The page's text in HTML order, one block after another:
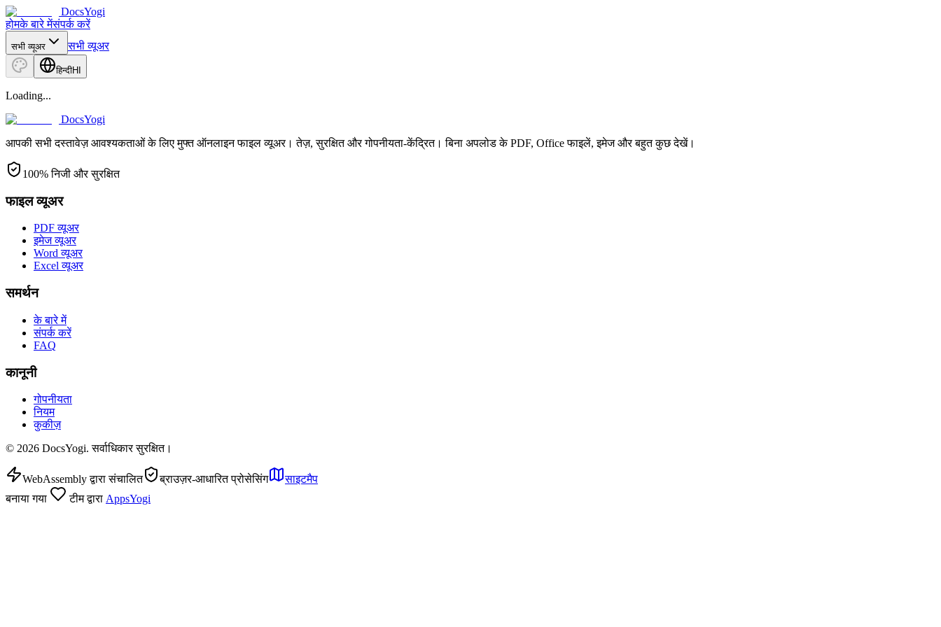
DocsYogi
होमके बारे मेंसंपर्क करें
सभी व्यूअर सभी व्यूअर
हिन्दीHI
Loading...
DocsYogi
आपकी सभी दस्तावेज़ आवश्यकताओं के लिए मुफ्त ऑनलाइन फाइल व्यूअर। तेज़, सुरक्षित और गोपनीयता-केंद्रित। बिना अपलोड के PDF, Office फाइलें, इमेज और बहुत कुछ देखें।
100% निजी और सुरक्षित
फाइल व्यूअर
PDF व्यूअर
इमेज व्यूअर
Word व्यूअर
Excel व्यूअर
समर्थन
के बारे में
संपर्क करें
FAQ
कानूनी
गोपनीयता
नियम
कुकीज़
© 2026 DocsYogi. सर्वाधिकार सुरक्षित।
WebAssembly द्वारा संचालित ब्राउज़र-आधारित प्रोसेसिंग
साइटमैप
बनाया गया
टीम द्वारा AppsYogi